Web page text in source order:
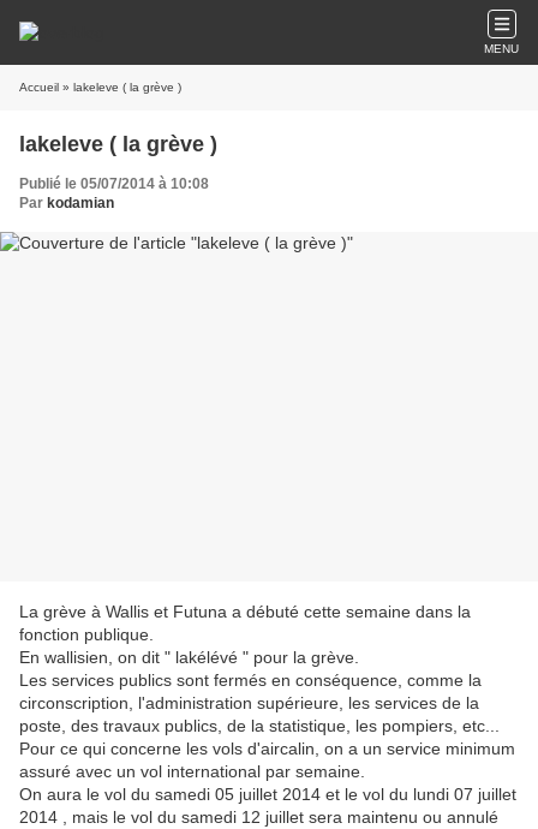
MENU
Accueil » lakeleve ( la grève )
lakeleve ( la grève )
Publié le 05/07/2014 à 10:08
Par kodamian
La grève à Wallis et Futuna a débuté cette semaine dans la
fonction publique.
En wallisien, on dit " lakélévé " pour la grève.
Les services publics sont fermés en conséquence, comme la
circonscription, l'administration supérieure, les services de la
poste, des travaux publics, de la statistique, les pompiers, etc...
Pour ce qui concerne les vols d'aircalin, on a un service minimum
assuré avec un vol international par semaine.
On aura le vol du samedi 05 juillet 2014 et le vol du lundi 07 juillet
2014 , mais le vol du samedi 12 juillet sera maintenu ou annulé